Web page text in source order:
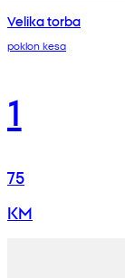
Velika torba
poklon kesa
1
75
KM